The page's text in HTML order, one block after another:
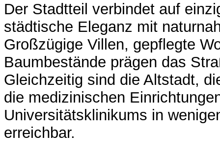
Der Stadtteil verbindet auf
städtische Eleganz mit
Großzügige Villen, gepflegte
Baumbestände prägen das
Gleichzeitig sind die Altstadt,
die medizinischen
Universitätsklinikums in
erreichbar.